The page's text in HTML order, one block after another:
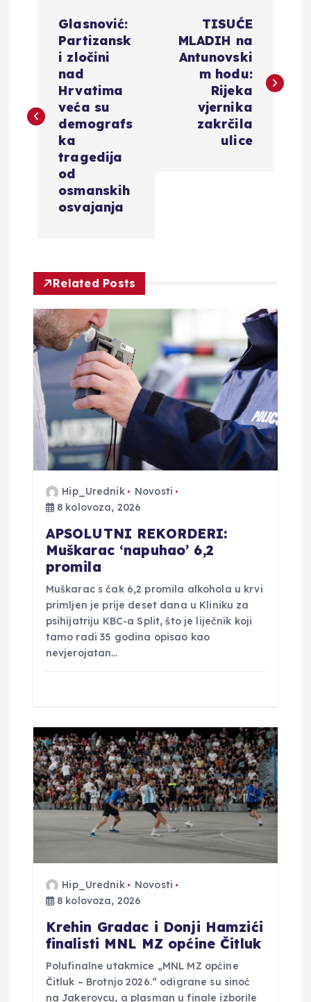
i
a
o
b
Glasnović:
Partizansk
i zločini
nad
Hrvatima
veća su
demografs
ka
tragedija
od
osmanskih
osvajanja
TISUĆE
MLADIH na
Antunovski
m hodu:
Rijeka
vjernika
zakrčila
ulice
Related Posts
Hip_Urednik
Novosti
8 kolovoza, 2026
APSOLUTNI REKORDERI:
Muškarac ‘napuhao’ 6,2
promila
Muškarac s čak 6,2 promila alkohola u krvi
primljen je prije deset dana u Kliniku za
psihijatriju KBC-a Split, što je liječnik koji
tamo radi 35 godina opisao kao
nevjerojatan…
Hip_Urednik
Novosti
8 kolovoza, 2026
Krehin Gradac i Donji Hamzići
finalisti MNL MZ općine Čitluk
Polufinalne utakmice „MNL MZ općine
Čitluk – Brotnjo 2026.“ odigrane su sinoć
na Jakerovcu, a plasman u finale izborile